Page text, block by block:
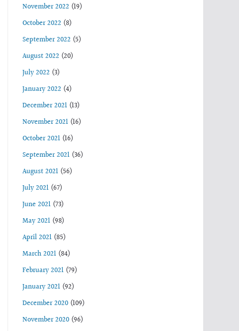
November 2022 (19)
October 2022 (8)
September 2022 (5)
August 2022 (20)
July 2022 (3)
January 2022 (4)
December 2021 (13)
November 2021 (16)
October 2021 (16)
September 2021 (36)
August 2021 (56)
July 2021 (67)
June 2021 (73)
May 2021 (98)
April 2021 (85)
March 2021 (84)
February 2021 (79)
January 2021 (92)
December 2020 (109)
November 2020 (96)